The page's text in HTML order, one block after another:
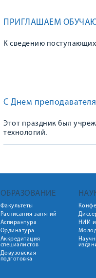
ПРИГЛАШАЕМ
К сведению
С Днем
Этот праздник был
технологий.
ОБРАЗОВАНИЕ
Факультеты
Расписания занятий
Аспирантура
Ординатура
Аккредитация
специалистов
Довузовская
подготовка
НИИ